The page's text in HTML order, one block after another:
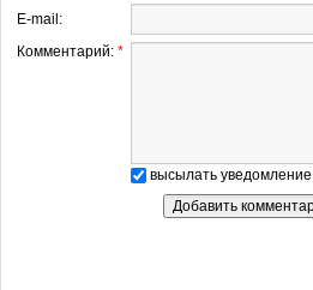
E-mail:
Комментарий: *
высылать уведомление